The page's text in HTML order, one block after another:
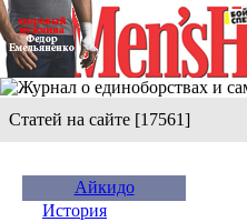
Статей на сайте [17561]
Айкидо
История